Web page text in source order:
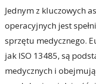
Jednym z kluczowych
operacyjnych jest
sprzętu medycznego.
jak ISO 13485, są
medycznych i